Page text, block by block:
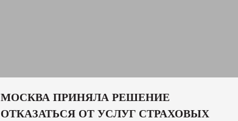
МОСКВА ПРИНЯЛА РЕШЕНИЕ
ОТКАЗАТЬСЯ ОТ УСЛУГ СТРАХОВЫХ